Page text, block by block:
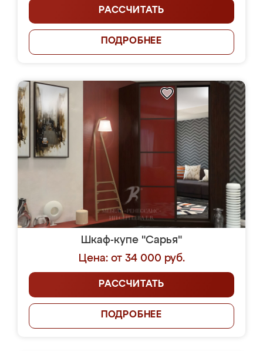
РАССЧИТАТЬ
ПОДРОБНЕЕ
Шкаф-купе "Сарья"
Цена: от 34 000 руб.
РАССЧИТАТЬ
ПОДРОБНЕЕ